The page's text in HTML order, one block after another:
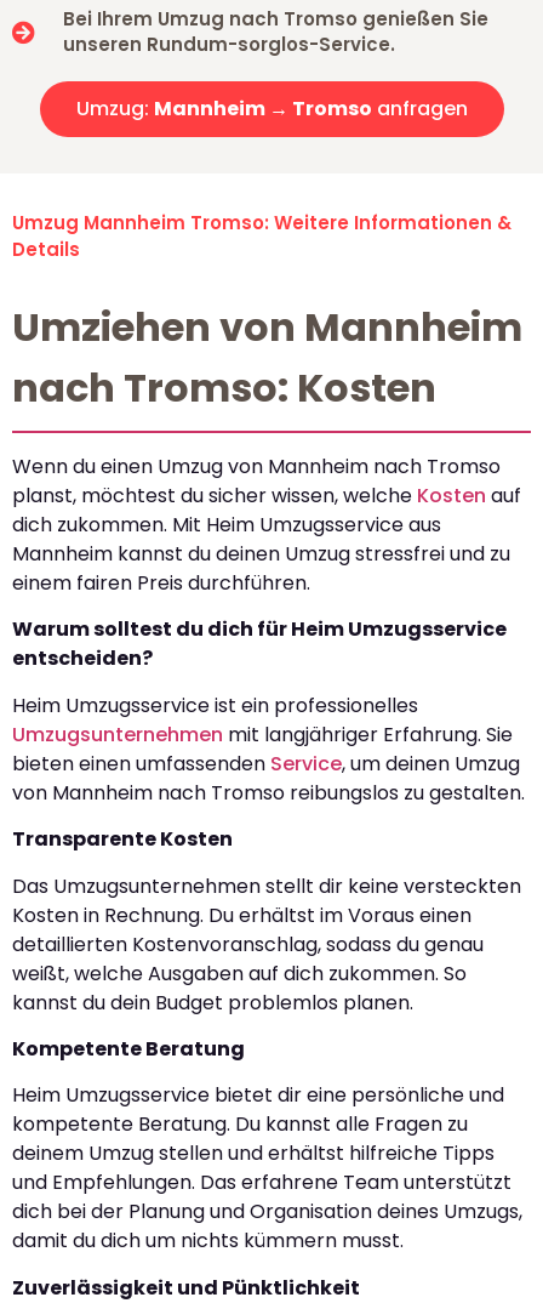
Bei Ihrem Umzug nach Tromso genießen Sie
unseren Rundum-sorglos-Service.
Umzug: Mannheim → Tromso anfragen
Umzug Mannheim Tromso: Weitere Informationen &
Details
Umziehen von Mannheim
nach Tromso: Kosten
Wenn du einen Umzug von Mannheim nach Tromso
planst, möchtest du sicher wissen, welche Kosten auf
dich zukommen. Mit Heim Umzugsservice aus
Mannheim kannst du deinen Umzug stressfrei und zu
einem fairen Preis durchführen.
Warum solltest du dich für Heim Umzugsservice
entscheiden?
Heim Umzugsservice ist ein professionelles
Umzugsunternehmen mit langjähriger Erfahrung. Sie
bieten einen umfassenden Service, um deinen Umzug
von Mannheim nach Tromso reibungslos zu gestalten.
Transparente Kosten
Das Umzugsunternehmen stellt dir keine versteckten
Kosten in Rechnung. Du erhältst im Voraus einen
detaillierten Kostenvoranschlag, sodass du genau
weißt, welche Ausgaben auf dich zukommen. So
kannst du dein Budget problemlos planen.
Kompetente Beratung
Heim Umzugsservice bietet dir eine persönliche und
kompetente Beratung. Du kannst alle Fragen zu
deinem Umzug stellen und erhältst hilfreiche Tipps
und Empfehlungen. Das erfahrene Team unterstützt
dich bei der Planung und Organisation deines Umzugs,
damit du dich um nichts kümmern musst.
Zuverlässigkeit und Pünktlichkeit